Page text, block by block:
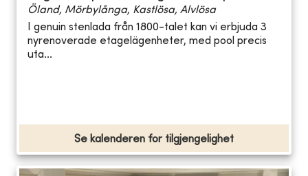
Öland, Mörbylånga, Kastlösa, Alvlösa
I genuin stenlada från 1800-talet kan vi erbjuda 3
nyrenoverade etagelägenheter, med pool precis
uta...
Se kalenderen for tilgjengelighet